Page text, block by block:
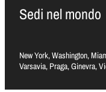
Sedi nel mondo
New York, Washington,
Varsavia, Praga, Ginevra,